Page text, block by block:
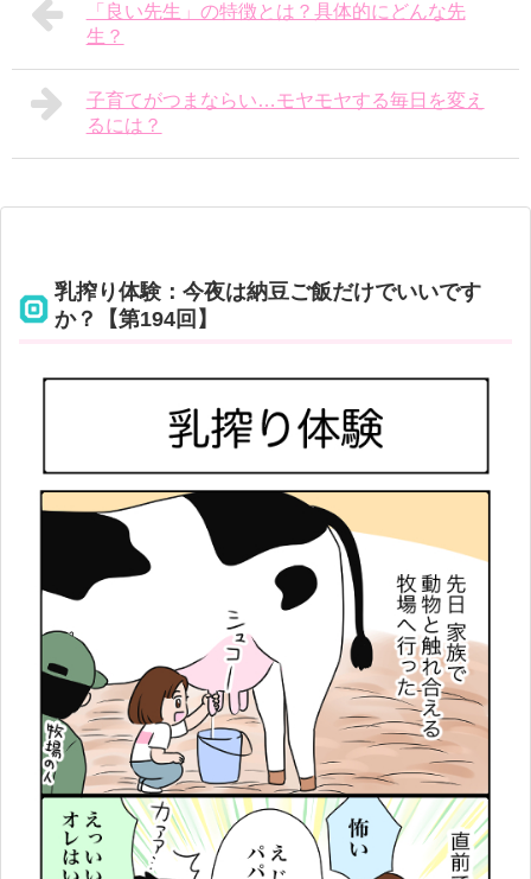
「良い先生」の特徴とは？具体的にどんな先
生？
子育てがつまならい…モヤモヤする毎日を変え
るには？
乳搾り体験：今夜は納豆ご飯だけでいいです
か？【第194回】